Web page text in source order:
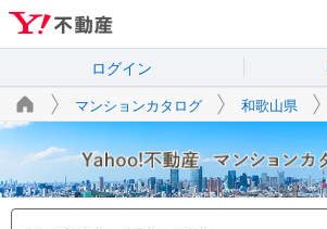
ログイン
マンションカタログ 和歌山県